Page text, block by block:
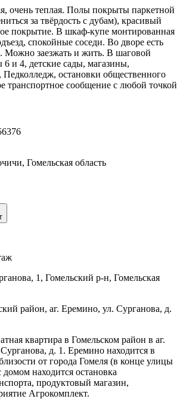
очень теплая. Полы покрыты паркетной
за твёрдость с дубам), красивый
покрытие. В шкаф-купе монтированная
спокойные соседи. Во дворе есть
Можно заезжать и жить. В шаговой
и 4, детские сады, магазины,
остановки общественного
транспортное сообщение с любой точкой
Гомельская область
1, Гомельский р-н, Гомельская
район, аг. Еремино, ул. Сурганова, д.
квартира в Гомельском район в аг.
д. 1. Еремино находится в
от города Гомеля (в конце улицы
находится остановка
продуктовый магазин,
Агрокомплект.